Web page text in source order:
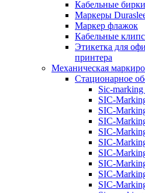
Кабельные бирки
Маркеры
Маркер флажок
Кабельные
Этикетка для
принтера
Механическая
Стационарное
Sic-marking
SIC-
SIC-
SIC-
SIC-
SIC-
SIC-
SIC-
SIC-
SIC-